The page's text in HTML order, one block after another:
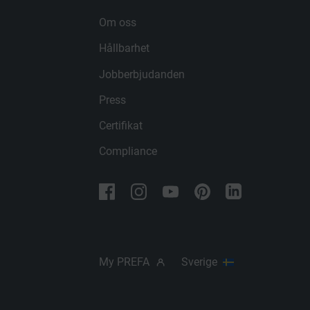
Om oss
Hållbarhet
Jobberbjudanden
Press
Certifikat
Compliance
My PREFA Sverige